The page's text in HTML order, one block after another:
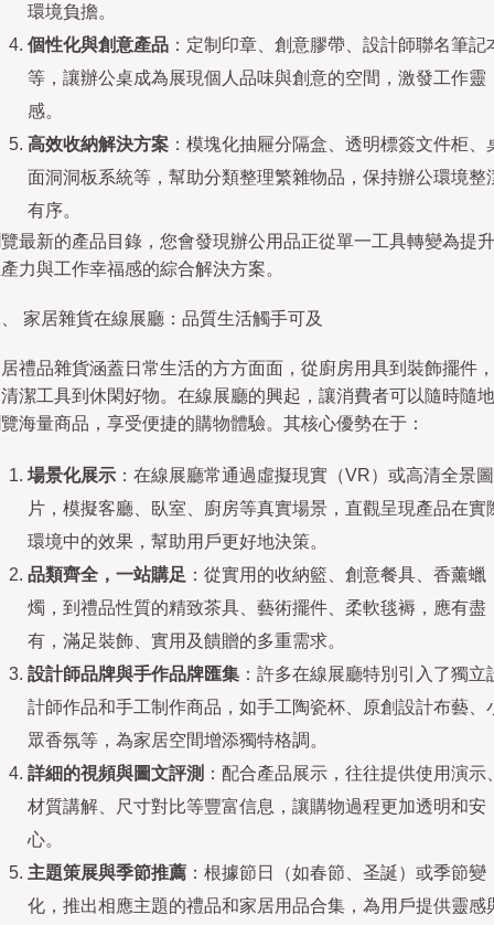
環境負擔。
個性化與創意產品 ：定制印章、創意膠帶、設計師聯名筆記
等，讓辦公桌成為展現個人品味與創意的空間，激發工作靈
感。
高效收納解決方案 ：模塊化抽屜分隔盒、透明標簽文件柜、
面洞洞板系統等，幫助分類整理繁雜物品，保持辦公環境整
有序。
最新的產品目錄，您會發現辦公用品正從單一工具轉變為提升
力與工作幸福感的綜合解決方案。
家居雜貨在線展廳：品質生活觸手可及
禮品雜貨涵蓋日常生活的方方面面，從廚房用具到裝飾擺件，
潔工具到休閑好物。在線展廳的興起，讓消費者可以隨時隨地
海量商品，享受便捷的購物體驗。其核心優勢在于：
場景化展示 ：在線展廳常通過虛擬現實（VR）或高清全景圖
片，模擬客廳、臥室、廚房等真實場景，直觀呈現產品在實
環境中的效果，幫助用戶更好地決策。
品類齊全，一站購足 ：從實用的收納籃、創意餐具、香薰蠟
燭，到禮品性質的精致茶具、藝術擺件、柔軟毯褥，應有盡
有，滿足裝飾、實用及饋贈的多重需求。
設計師品牌與手作品牌匯集 ：許多在線展廳特別引入了獨立
計師作品和手工制作商品，如手工陶瓷杯、原創設計布藝、
眾香氛等，為家居空間增添獨特格調。
詳細的視頻與圖文評測 ：配合產品展示，往往提供使用演示
材質講解、尺寸對比等豐富信息，讓購物過程更加透明和安
心。
主題策展與季節推薦 ：根據節日（如春節、圣誕）或季節變
化，推出相應主題的禮品和家居用品合集，為用戶提供靈感